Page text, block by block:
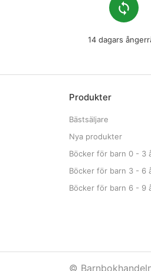
loop
14 dagars
Produkter
Bästsäljare
Nya produkter
Böcker för barn 0 - 3
Böcker för barn 3 - 6
Böcker för barn 6 - 9
©